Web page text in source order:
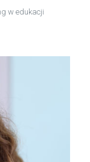
w edukacji